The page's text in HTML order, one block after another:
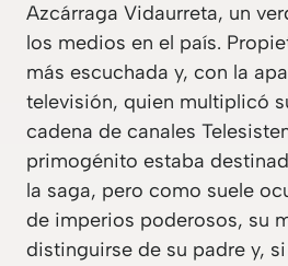
Azcárraga Vidaurreta, un
los medios en el país.
más escuchada y, con la
televisión, quien multiplicó
cadena de canales
primogénito estaba
la saga, pero como suele
de imperios poderosos, su
distinguirse de su padre y,